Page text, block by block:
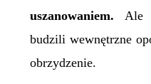
uszanowaniem. Ale
budzili wewnętrzne
obrzydzenie.